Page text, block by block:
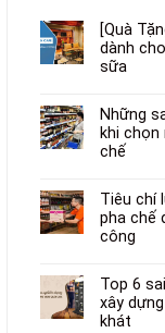
[Quà
dành
sữa
Những
khi chọn
chế
Tiêu chí
pha chế
công
Top 6
xây
khát